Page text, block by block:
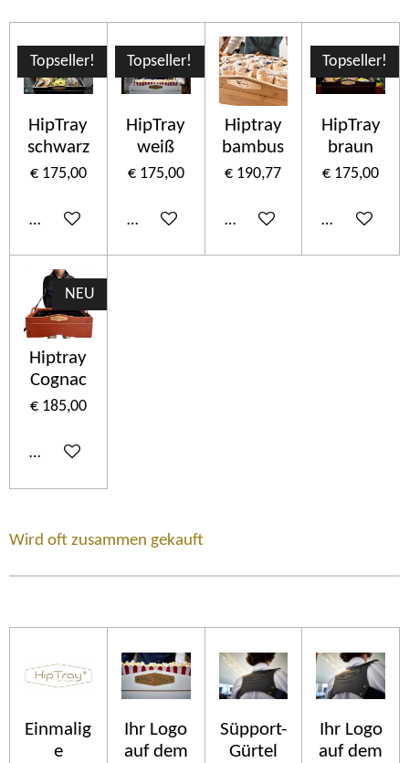
Topseller!
HipTray
schwarz
€ 175,00
In winkelwagen
Topseller!
HipTray
weiß
€ 175,00
In winkelwagen
Hiptray
bambus
€ 190,77
In winkelwagen
Topseller!
HipTray
braun
€ 175,00
In
NEU
Hiptray
Cognac
€ 185,00
In winkelwagen
Wird oft zusammen gekauft
Einmalig
e
Ihr Logo
auf dem
Süpport-
Gürtel
Ihr Logo
auf dem